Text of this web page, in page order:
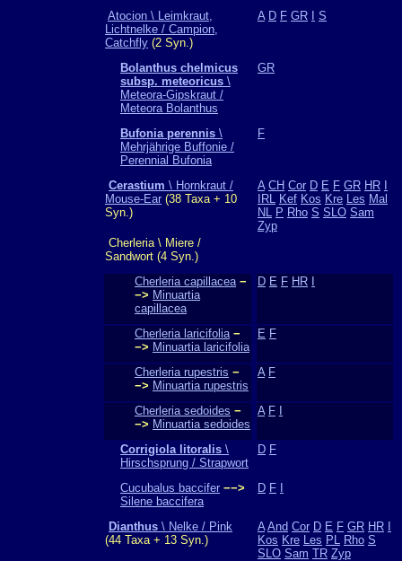
Atocion \ Leimkraut,
Lichtnelke / Campion,
Catchfly (2 Syn.)
A D F GR S
Bolanthus chelmicus
subsp. meteoricus \
Meteora-Gipskraut /
Meteora Bolanthus
GR
Bufonia perennis \
Mehrjährige Buffonie /
Perennial Bufonia
F
Cerastium \ Hornkraut /
Mouse-Ear (38 Taxa + 10
Syn.)
A CH Cor D E F GR HR
IRL Kef Kos Kre Les Mal
NL P Rho S SLO Sam
Zyp
Cherleria \ Miere /
Sandwort (4 Syn.)
Cherleria capillacea −
−> Minuartia
capillacea
D E F HR
Cherleria laricifolia −
−> Minuartia laricifolia
E F
Cherleria rupestris −
−> Minuartia rupestris
A F
Cherleria sedoides −
−> Minuartia sedoides
A F
Corrigiola litoralis \
Hirschsprung / Strapwort
D F
Cucubalus baccifer −−>
Silene baccifera
D F
Dianthus \ Nelke / Pink
(44 Taxa + 13 Syn.)
A And Cor D E F GR HR
Kos Kre Les PL Rho S
SLO Sam TR Zyp